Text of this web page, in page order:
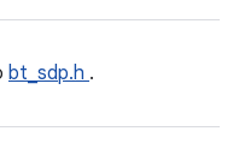
bt_sdp.h .